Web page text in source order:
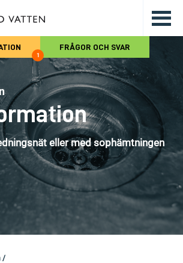
Hoppa till det huvudsakliga
1
FRÅGOR OCH SVAR
eller med sophämtningen
/